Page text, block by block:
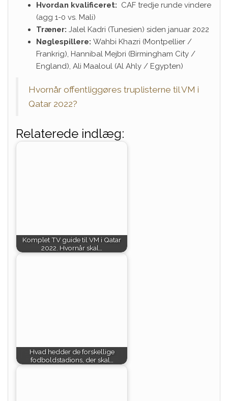
Hvordan kvalificeret: CAF tredje runde vindere
(agg 1-0 vs. Mali)
Træner: Jalel Kadri (Tunesien) siden januar 2022
Nøglespillere: Wahbi Khazri (Montpellier /
Frankrig), Hannibal Mejbri (Birmingham City /
England), Ali Maaloul (Al Ahly / Egypten)
Hvornår offentliggøres truplisterne til VM i
Qatar 2022?
Relaterede indlæg:
Komplet TV guide til VM i Qatar
2022. Hvornår skal…
Hvad hedder de forskellige
fodboldstadions, der skal…